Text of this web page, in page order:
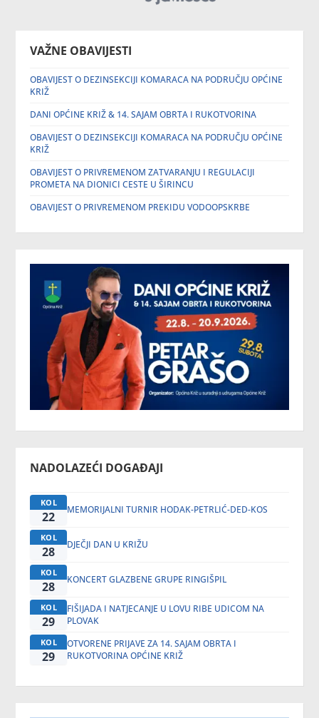
VAŽNE OBAVIJESTI
OBAVIJEST O DEZINSEKCIJI KOMARACA NA PODRUČJU OPĆINE
KRIŽ
DANI OPĆINE KRIŽ & 14. SAJAM OBRTA I RUKOTVORINA
OBAVIJEST O DEZINSEKCIJI KOMARACA NA PODRUČJU OPĆINE
KRIŽ
OBAVIJEST O PRIVREMENOM ZATVARANJU I REGULACIJI
PROMETA NA DIONICI CESTE U ŠIRINCU
OBAVIJEST O PRIVREMENOM PREKIDU VODOOPSKRBE
NADOLAZEĆI DOGAĐAJI
KOL
22 MEMORIJALNI TURNIR HODAK-PETRLIĆ-DED-KOS
KOL
28 DJEČJI DAN U KRIŽU
KOL
28 KONCERT GLAZBENE GRUPE RINGIŠPIL
KOL
29
FIŠIJADA I NATJECANJE U LOVU RIBE UDICOM NA
PLOVAK
KOL
29
OTVORENE PRIJAVE ZA 14. SAJAM OBRTA I
RUKOTVORINA OPĆINE KRIŽ